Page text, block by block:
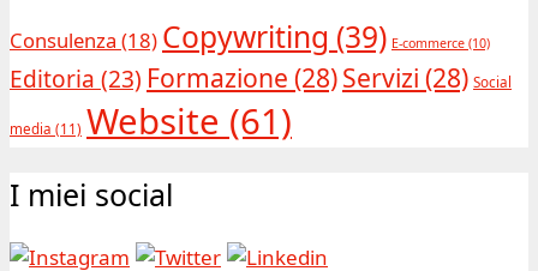
Consulenza (18) Copywriting (39) E-commerce (10)
Editoria (23) Formazione (28)Servizi (28) Social
media (11) Website (61)
I miei social